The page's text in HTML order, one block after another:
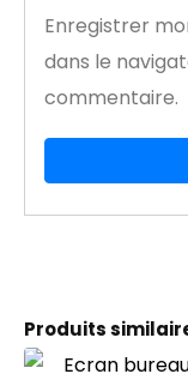
Enregistrer
dans le
commentaire.
Produits